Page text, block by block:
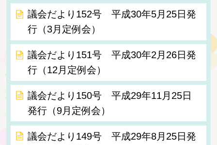
議会だより152号 平成30年5月25日発
行（3月定例会）
議会だより151号 平成30年2月26日発
行（12月定例会）
議会だより150号 平成29年11月25日
発行（9月定例会）
議会だより149号 平成29年8月25日発